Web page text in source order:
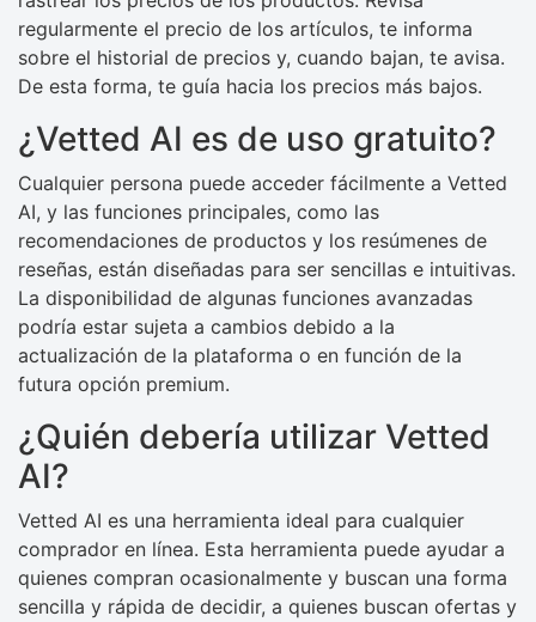
regularmente el precio de los artículos, te informa
sobre el historial de precios y, cuando bajan, te avisa.
De esta forma, te guía hacia los precios más bajos.
¿Vetted AI es de uso gratuito?
Cualquier persona puede acceder fácilmente a Vetted
AI, y las funciones principales, como las
recomendaciones de productos y los resúmenes de
reseñas, están diseñadas para ser sencillas e intuitivas.
La disponibilidad de algunas funciones avanzadas
podría estar sujeta a cambios debido a la
actualización de la plataforma o en función de la
futura opción premium.
¿Quién debería utilizar Vetted
AI?
Vetted AI es una herramienta ideal para cualquier
comprador en línea. Esta herramienta puede ayudar a
quienes compran ocasionalmente y buscan una forma
sencilla y rápida de decidir, a quienes buscan ofertas y